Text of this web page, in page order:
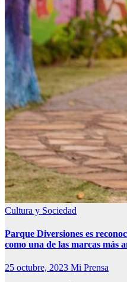
Cultura y Sociedad
Parque Diversiones es
como una de las marcas más
25 octubre, 2023 Mi Prensa